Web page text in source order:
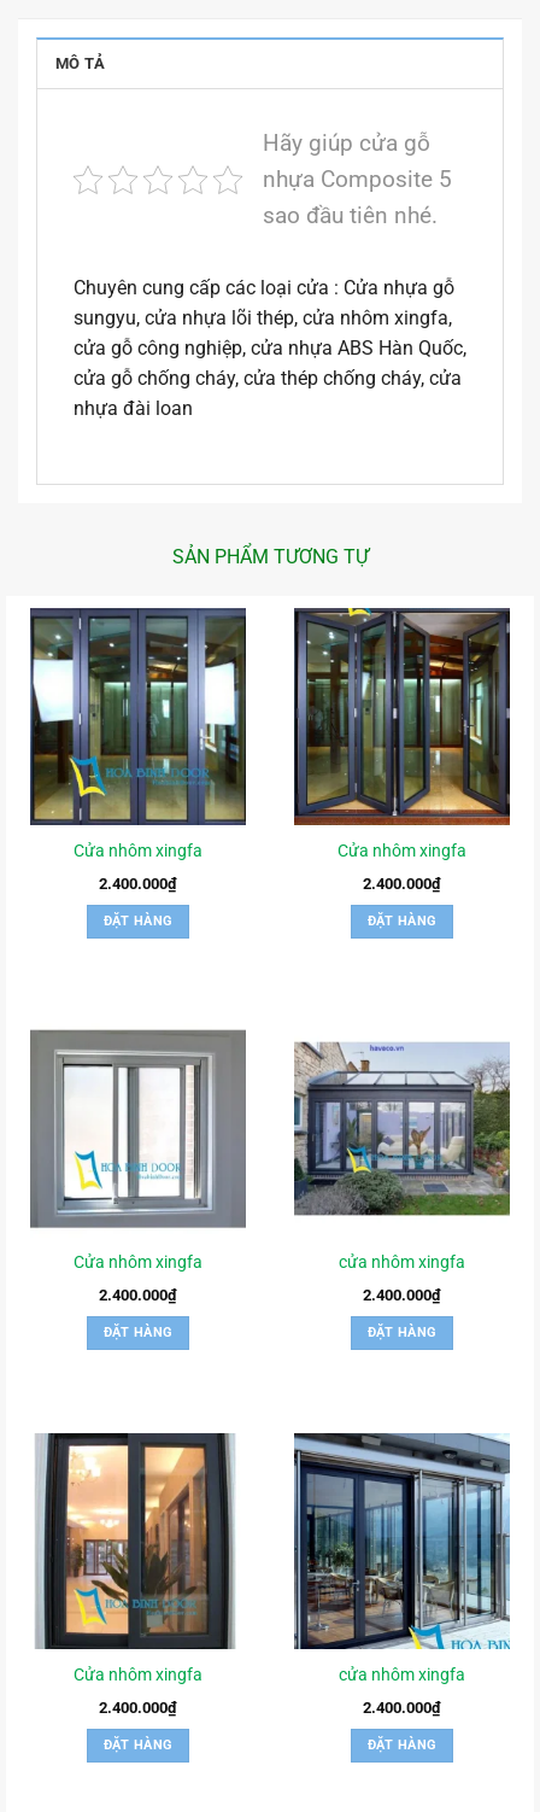
MÔ TẢ
Hãy giúp cửa gỗ
nhựa Composite 5
sao đầu tiên nhé.
Chuyên cung cấp các loại cửa : Cửa nhựa gỗ
sungyu, cửa nhựa lõi thép, cửa nhôm xingfa,
cửa gỗ công nghiệp, cửa nhựa ABS Hàn Quốc,
cửa gỗ chống cháy, cửa thép chống cháy, cửa
nhựa đài loan
SẢN PHẨM TƯƠNG TỰ
Cửa nhôm xingfa
2.400.000₫
ĐẶT HÀNG
Cửa nhôm xingfa
2.400.000₫
ĐẶT HÀNG
Cửa nhôm xingfa
2.400.000₫
ĐẶT HÀNG
cửa nhôm xingfa
2.400.000₫
ĐẶT HÀNG
Cửa nhôm xingfa
2.400.000₫
ĐẶT HÀNG
cửa nhôm xingfa
2.400.000₫
ĐẶT HÀNG